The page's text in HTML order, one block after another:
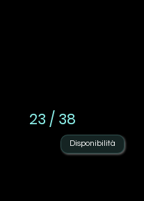
23 / 38
Disponibilità